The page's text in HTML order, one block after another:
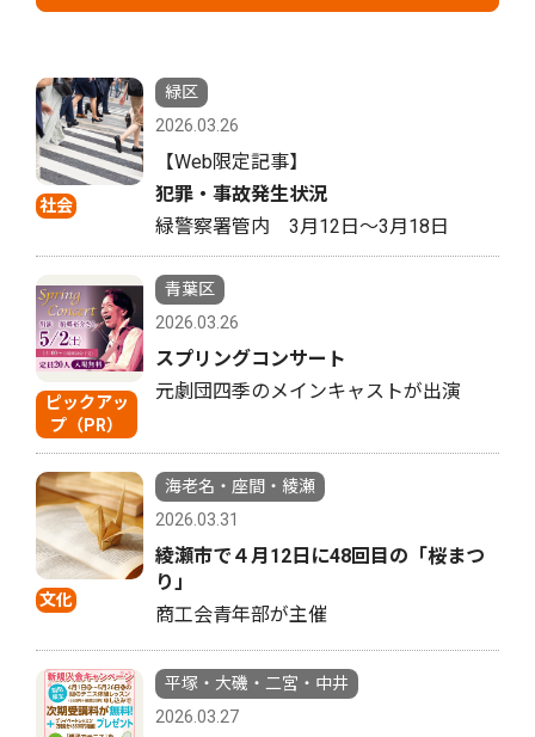
社会
緑区
2026.03.26
【Web限定記事】
犯罪・事故発生状況
緑警察署管内 3月12日〜3月18日
ピックアッ
プ（PR）
青葉区
2026.03.26
スプリングコンサート
元劇団四季のメインキャストが出演
文化
海老名・座間・綾瀬
2026.03.31
綾瀬市で４月12日に48回目の「桜まつ
り」
商工会青年部が主催
平塚・大磯・二宮・中井
2026.03.27